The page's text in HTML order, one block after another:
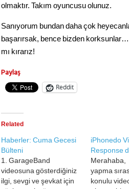
olmaktır. Takım oyuncusu olunuz.
Sanıyorum bundan daha çok
başarırsak, bence bizden
mı kırarız!
Paylaş
Reddit
Related
Haberler: Cuma Gecesi
Bülteni
1. GarageBand
videosuna gösterdiğiniz
ilgi, sevgi ve şevkat için
iPhonedo
Response
yapma
konulu